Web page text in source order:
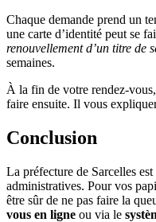
Chaque demande prend un
une carte d’identité peut se
renouvellement d’un titre de
semaines.
À la fin de votre rendez-
faire ensuite. Il vous
Conclusion
La préfecture de Sarcelles
administratives. Pour vos
être sûr de ne pas faire la
vous en ligne ou via le